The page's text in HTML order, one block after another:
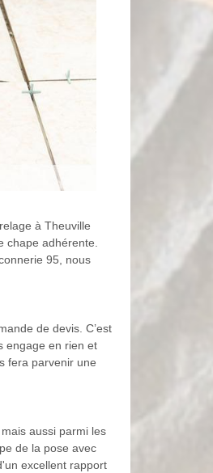
à Theuville
chape adhérente.
95, nous
de devis. C’est
engage en rien et
fera parvenir une
aussi parmi les
de la pose avec
excellent rapport